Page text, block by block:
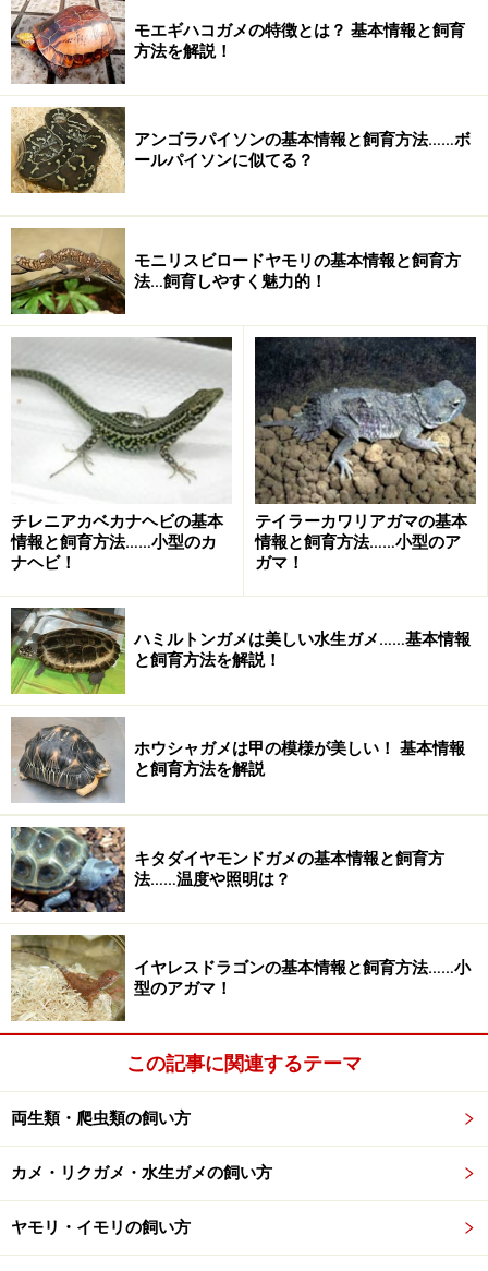
その特徴的な姿と手頃な大きさで大変人気があるトカゲ
ですが、生息地の南アフリカのレッドデータリストによ
って厳重に保護されており、流通することが非常に少な
いトカゲです。そのため外国からの密猟者が多く、外国
本当に魅力的なトカゲですが、これまた値段が...
アルマジロトカゲの飼育方法
飼育容器
できれば90cmクラス以上の容器で床面積がなるべく広い
温度
基本は25℃程度。ホットスポット下は40℃以上、ただし
ケージが広い場合は50℃程度にしてケージ内に温度勾配
を作る。夜間はすべての保温は止める。
照明
メタハラや強い紫外線を多く含む爬虫類用の紫外線灯が
必要。バスキングランプも必須。できれば直射日光で日
光浴をさせる。
床材
砂を浅めに敷くが、海外のサイトなどを見るとザラザラ
した素材のタイルを床に敷いているだけのものも見られ
る。
容器内レイアウト
岩の割れ目をイメージした狭いシェルターが必須。流木
やブロックなどでレイアウトしてバスキングスポットに
する。小さめで倒れない水入れも必要。
餌
昆虫食性
モエギハコガメの特徴とは？ 基本情報と飼育
方法を解説！
アンゴラパイソンの基本情報と飼育方法……ボ
ールパイソンに似てる？
モニリスビロードヤモリの基本情報と飼育方
法…飼育しやすく魅力的！
チレニアカベカナヘビの基本
情報と飼育方法……小型のカ
ナヘビ！
テイラーカワリアガマの基本
情報と飼育方法……小型のア
ガマ！
ハミルトンガメは美しい水生ガメ……基本情報
と飼育方法を解説！
ホウシャガメは甲の模様が美しい！ 基本情報
と飼育方法を解説
キタダイヤモンドガメの基本情報と飼育方
法……温度や照明は？
イヤレスドラゴンの基本情報と飼育方法……小
型のアガマ！
この記事に関連するテーマ
両生類・爬虫類の飼い方
カメ・リクガメ・水生ガメの飼い方
ヤモリ・イモリの飼い方